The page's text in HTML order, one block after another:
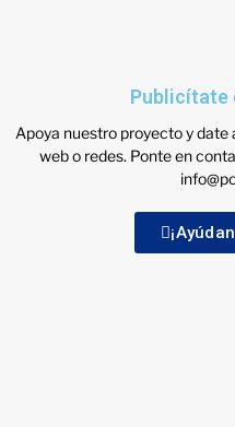
Publicítate
Apoya nuestro proyecto y
web o redes. Ponte en